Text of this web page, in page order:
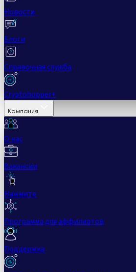
Новости
Блоги
Справочная служба
Cryptohopper+
Компания
О нас
Вакансии
Нажмите
Программа для аффилиатов
Поддержка